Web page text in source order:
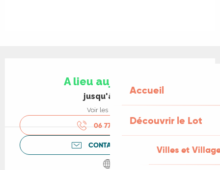
Accueil
Découvrir le Lot
Villes et
A lieu aujourd'hui
jusqu'à 21:00
Voir les horaires
06 77 63 82▒▒
CONTACTEZ-NOUS